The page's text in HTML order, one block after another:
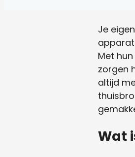
Je
Met hun
zorgen
altijd
Wat